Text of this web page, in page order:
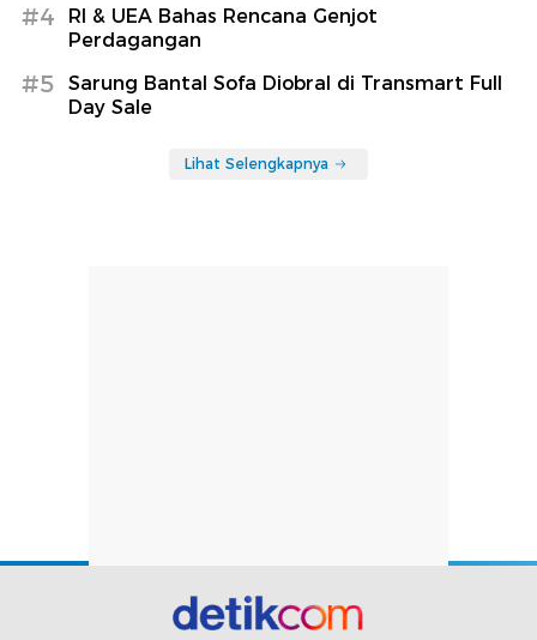
#4
RI & UEA Bahas Rencana Genjot
Perdagangan
#5
Sarung Bantal Sofa Diobral di Transmart Full
Day Sale
Lihat Selengkapnya